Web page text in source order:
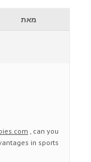
מאת
, can you
in sports?